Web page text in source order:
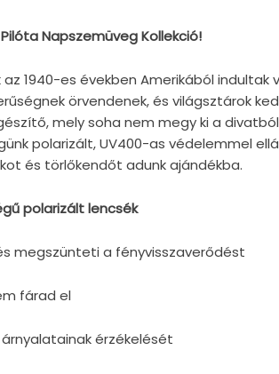
Napszemüveg Kollekció!
1940-es években Amerikából indultak
örvendenek, és világsztárok
mely soha nem megy ki a
polarizált, UV400-as védelemmel
és törlőkendőt adunk ajándékba.
polarizált lencsék
megszünteti a fényvisszaverődést
fárad el
érzékelését